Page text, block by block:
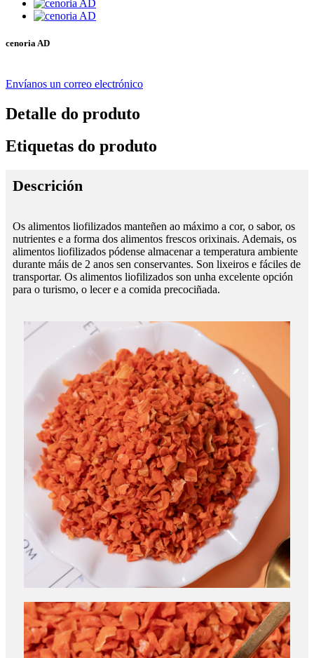
cenoria AD
Envíanos un correo electrónico
Detalle do produto
Etiquetas do produto
Descrición
Os alimentos liofilizados manteñen ao máximo a cor, o sabor, os
nutrientes e a forma dos alimentos frescos orixinais. Ademais, os
alimentos liofilizados pódense almacenar a temperatura ambiente
durante máis de 2 anos sen conservantes. Son lixeiros e fáciles de
transportar. Os alimentos liofilizados son unha excelente opción
para o turismo, o lecer e a comida precociñada.